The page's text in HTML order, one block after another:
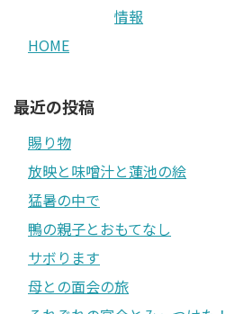
情報
HOME
最近の投稿
賜り物
放映と味噌汁と蓮池の絵
猛暑の中で
鴨の親子とおもてなし
サボります
母との面会の旅